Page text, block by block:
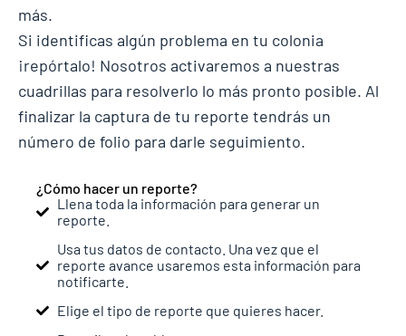
más.
Si identificas algún problema en tu colonia
¡repórtalo! Nosotros activaremos a nuestras
cuadrillas para resolverlo lo más pronto posible. Al
finalizar la captura de tu reporte tendrás un
número de folio para darle seguimiento.
¿Cómo hacer un reporte?
Llena toda la información para generar un
reporte.
Usa tus datos de contacto. Una vez que el
reporte avance usaremos esta información para
notificarte.
Elige el tipo de reporte que quieres hacer.